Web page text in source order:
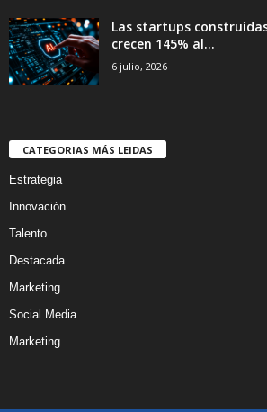
Las startups
crecen 145% al...
6 julio, 2026
CATEGORIAS MÁS LEIDAS
Estrategia
Innovación
Talento
Destacada
Marketing
Social Media
Marketing